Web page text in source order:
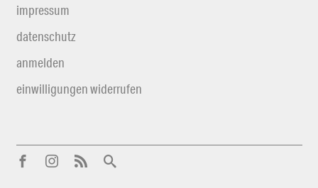
impressum
datenschutz
anmelden
einwilligungen widerrufen